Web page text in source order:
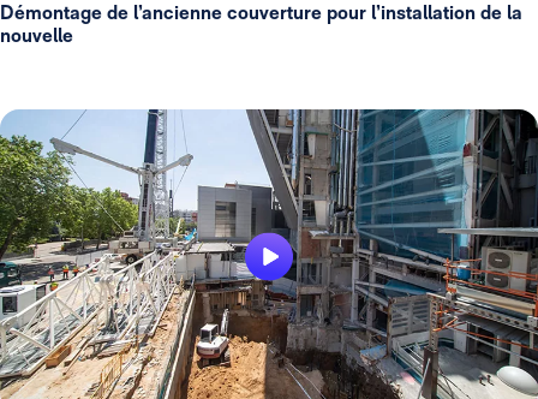
Démontage de l’ancienne couverture pour l’installation de la
nouvelle